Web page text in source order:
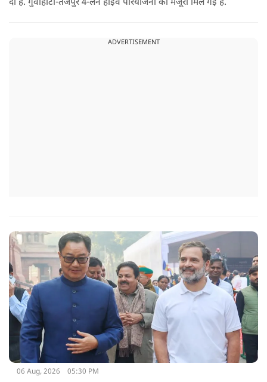
दी है. गुवाहाटी-तेजपुर 4-लेन हाईवे परियोजना को मंजूरी मिल गई है.
ADVERTISEMENT
06 Aug, 2026 05:30 PM